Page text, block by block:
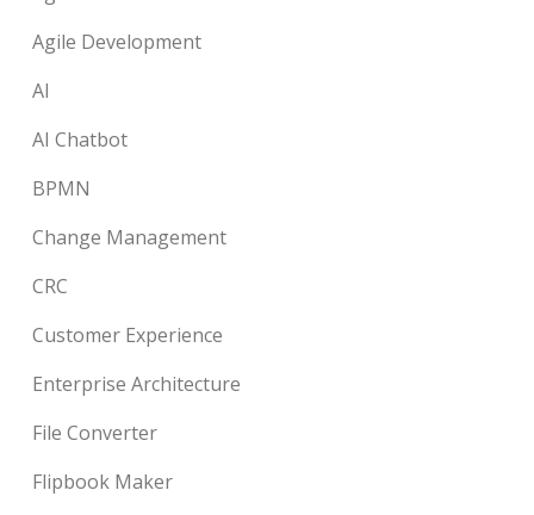
Agile Development
AI
AI Chatbot
BPMN
Change Management
CRC
Customer Experience
Enterprise Architecture
File Converter
Flipbook Maker